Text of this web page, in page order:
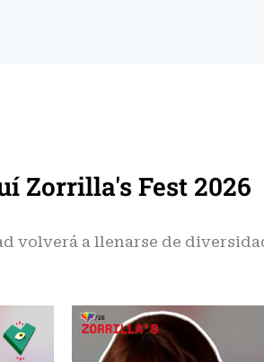
Zorrilla's Fest 2026
volverá a llenarse de